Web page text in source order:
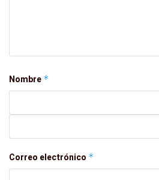
Nombre *
Correo electrónico *